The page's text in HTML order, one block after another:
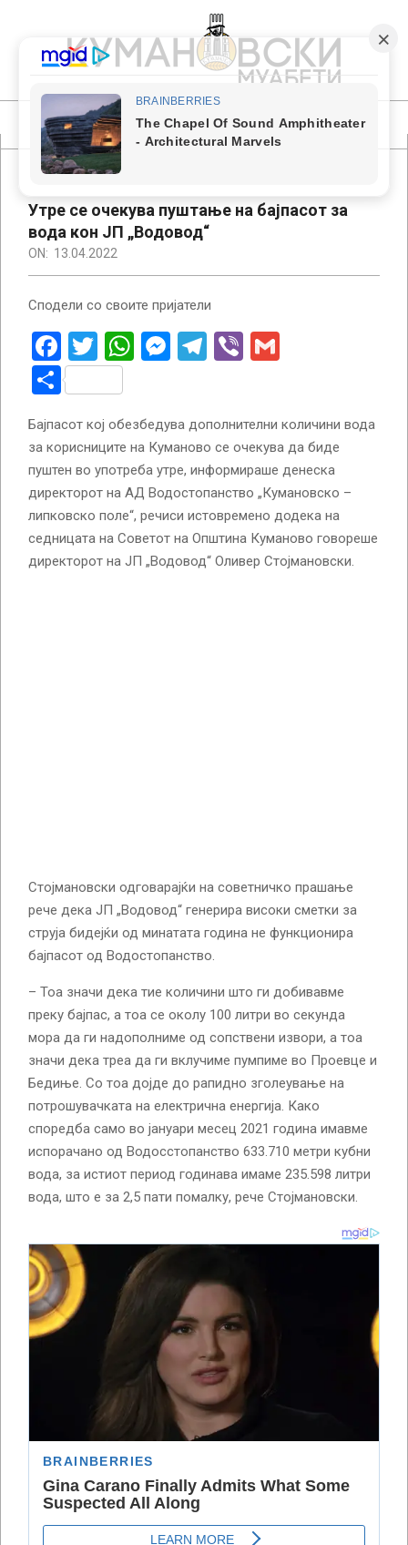
content
КУМАНОВСКИ
МУАБЕТИ
Primary
Navigation
Утре се очекува пуштање на бајпасот за
вода кон ЈП „Водовод“
ON: 13.04.2022
Сподели со своите пријатели
Facebook
Twitter
WhatsApp
Messenger
Telegram
Viber
Share
Бајпасот кој обезбедува дополнителни количини вода
за корисниците на Куманово се очекува да биде
пуштен во употреба утре, информираше денеска
директорот на АД Водостопанство „Кумановско –
липковско поле“, речиси истовремено додека на
седницата на Советот на Општина Куманово говореше
директорот на ЈП „Водовод“ Оливер Стојмановски.
Стојмановски одговарајќи на советничко прашање
рече дека ЈП „Водовод“ генерира високи сметки за
струја бидејќи од минатата година не функционира
бајпасот од Водостопанство.
– Тоа значи дека тие количини што ги добивавме
преку бајпас, а тоа се околу 100 литри во секунда
мора да ги надополниме од сопствени извори, а тоа
значи дека треа да ги вклучиме пумпиме во Проевце и
Бедиње. Со тоа дојде до рапидно зголеување на
потрошувачката на електрична енергија. Како
споредба само во јануари месец 2021 година имавме
испорачано од Водосстопанство 633.710 метри кубни
вода, за истиот период годинава имаме 235.598 литри
вода, што е за 2,5 пати помалку, рече Стојмановски.